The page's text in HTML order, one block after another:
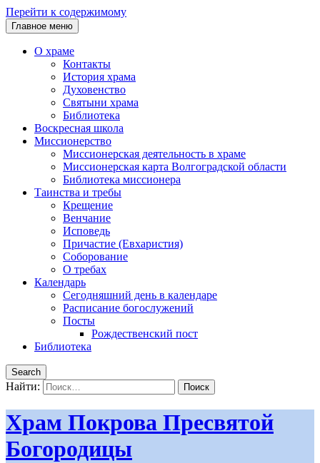
Перейти к содержимому
Главное меню
О храме
Контакты
История храма
Духовенство
Святыни храма
Библиотека
Воскресная школа
Миссионерство
Миссионерская деятельность в храме
Миссионерская карта Волгоградской области
Библиотека миссионера
Таинства и требы
Крещение
Венчание
Исповедь
Причастие (Евхаристия)
Соборование
О требах
Календарь
Сегодняшний день в календаре
Расписание богослужений
Посты
Рождественский пост
Библиотека
Search
Найти:
Храм Покрова Пресвятой
Богородицы